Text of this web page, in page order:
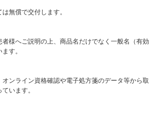
無償で交付します。
様へご説明の上、商品名だけでなく一般名（有効
す。
ンライン資格確認や電子処方箋のデータ等から取
います。